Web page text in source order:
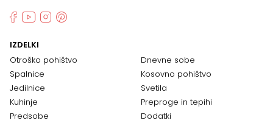
IZDELKI
Otroško pohištvo
Spalnice
Jedilnice
Kuhinje
Predsobe
Dnevne sobe
Kosovno pohištvo
Svetila
Preproge in tepihi
Dodatki